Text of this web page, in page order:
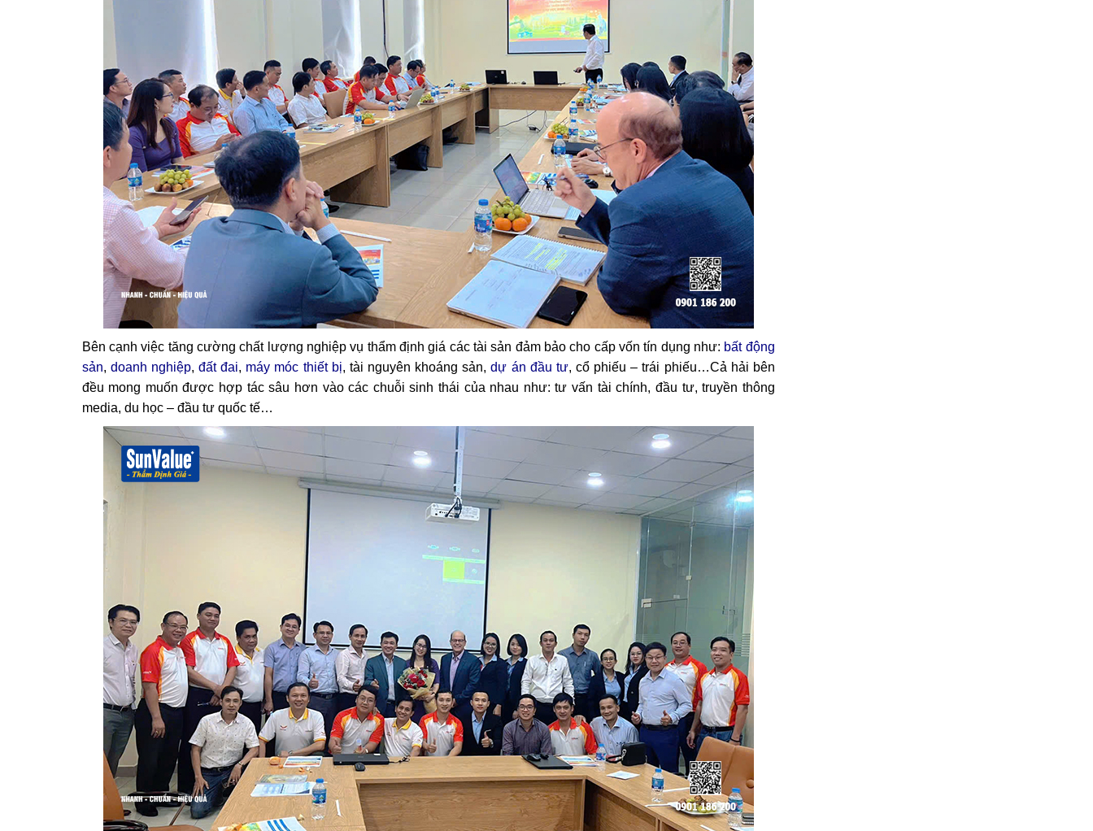
Bên cạnh việc tăng cường chất lượng nghiệp vụ thẩm định giá các tài sản đảm bảo cho cấp vốn tín dụng như: bất động
sản, doanh nghiệp,đất đai, máy móc thiết bị, tài nguyên khoáng sản,dự án đầu tư, cổ phiếu – trái phiếu…Cả hải bên
đều mong muốn được hợp tác sâu hơn vào các chuỗi sinh thái của nhau như: tư vấn tài chính, đầu tư, truyền thông
media, du học – đầu tư quốc tế…